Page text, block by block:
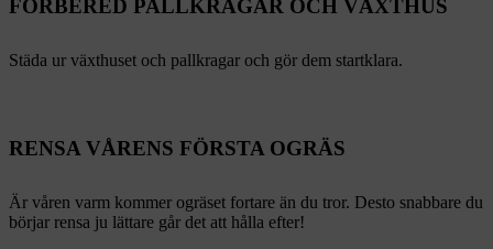
FÖRBERED PALLKRAGAR OCH VÄXTHUS
Städa ur växthuset och pallkragar och gör dem startklara.
RENSA VÅRENS FÖRSTA OGRÄS
Är våren varm kommer ogräset fortare än du tror. Desto snabbare du
börjar rensa ju lättare går det att hålla efter!